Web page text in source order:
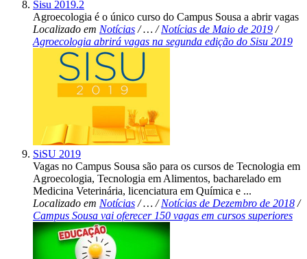
Sisu 2019.2
Agroecologia é o único curso do Campus Sousa a abrir vagas
Localizado em Notícias /…/Notícias de Maio de 2019 /
Agroecologia abrirá vagas na segunda edição do Sisu 2019
SiSU 2019
Vagas no Campus Sousa são para os cursos de Tecnologia em
Agroecologia, Tecnologia em Alimentos, bacharelado em
Medicina Veterinária, licenciatura em Química e ...
Localizado em Notícias /…/Notícias de Dezembro de 2018 /
Campus Sousa vai oferecer 150 vagas em cursos superiores